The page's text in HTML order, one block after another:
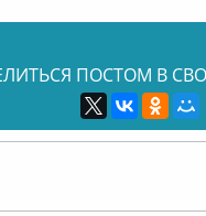
ПОСТОМ В